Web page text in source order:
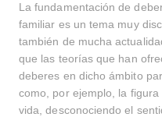
La fundamentación de
familiar es un tema muy
también de mucha
que las teorías que han
deberes en dicho ámbito
como, por ejemplo, la
vida, desconociendo el